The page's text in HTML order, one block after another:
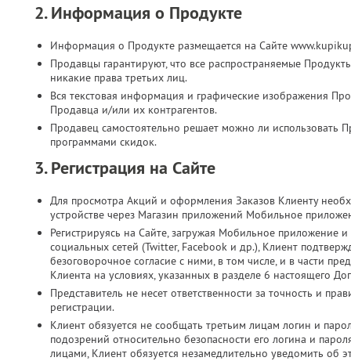
2. Информация о Продукте
Информация о Продукте размещается на Сайте
Продавцы гарантируют, что все распространяемые
никакие права третьих лиц.
Вся текстовая информация и графические изображения
Продавца и/или их контрагентов.
Продавец самостоятельно решает можно ли
программами скидок.
3. Регистрация на Сайте
Для просмотра Акций и оформления Заказов Клиенту
устройстве через Магазин приложений Мобильное
Регистрируясь на Сайте, загружая Мобильное приложение
социальных сетей (Twitter, Facebook и др.), Клиент
безоговорочное согласие с ними, в том числе, и в части
Клиента на условиях, указанных в разделе 6 настоящего
Представитель не несет ответственности за точность и
регистрации.
Клиент обязуется не сообщать третьим лицам логин и
подозрений относительно безопасности его логина и
лицами, Клиент обязуется незамедлительно уведомить об